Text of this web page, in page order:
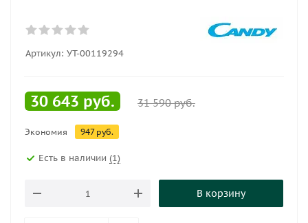
Артикул: УТ-00119294
30 643 руб. 31 590руб.
Экономия 947руб.
Есть в наличии (1)
В корзину